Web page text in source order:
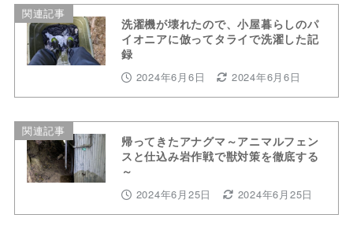
関連記事
洗濯機が壊れたので、小屋暮らしのパ
イオニアに倣ってタライで洗濯した記
録
2024年6月6日 2024年6月6日
関連記事
帰ってきたアナグマ～アニマルフェン
スと仕込み岩作戦で獣対策を徹底する
～
2024年6月25日 2024年6月25日